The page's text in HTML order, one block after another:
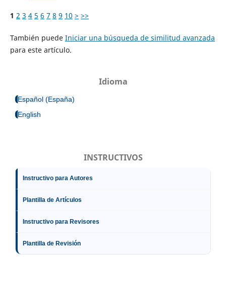
1 2 3 4 5 6 7 8 9 10 > >>
También puede Iniciar una búsqueda de similitud avanzada
para este artículo.
Idioma
Español (España)
English
INSTRUCTIVOS
Instructivo para Autores
Plantilla de Artículos
Instructivo para Revisores
Plantilla de Revisión